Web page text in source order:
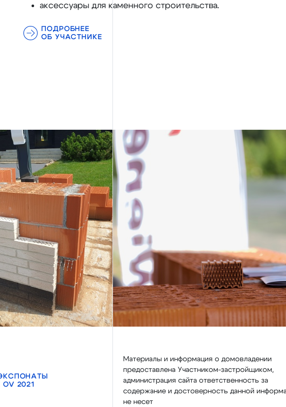
аксессуары для каменного строительства.
ПОДРОБНЕЕ
ОБ УЧАСТНИКЕ
2021
Материалы и информация о домовладении
предоставлена Участником-застройщиком,
администрация сайта ответственность за
содержание и достоверность данной
не несет